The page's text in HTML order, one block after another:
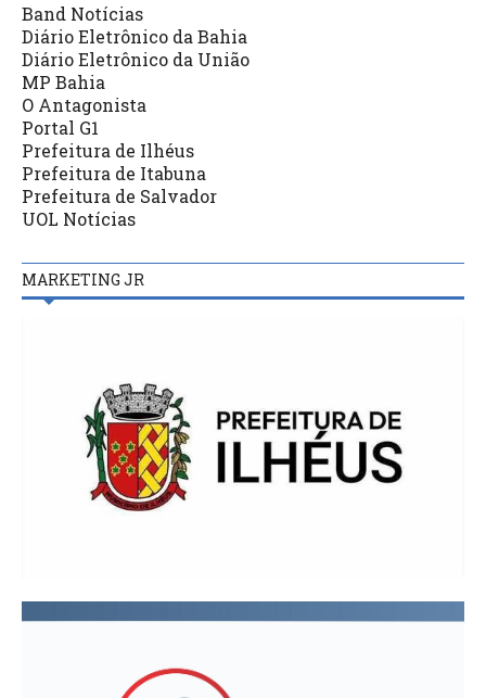
Band Notícias
Diário Eletrônico da Bahia
Diário Eletrônico da União
MP Bahia
O Antagonista
Portal G1
Prefeitura de Ilhéus
Prefeitura de Itabuna
Prefeitura de Salvador
UOL Notícias
MARKETING JR